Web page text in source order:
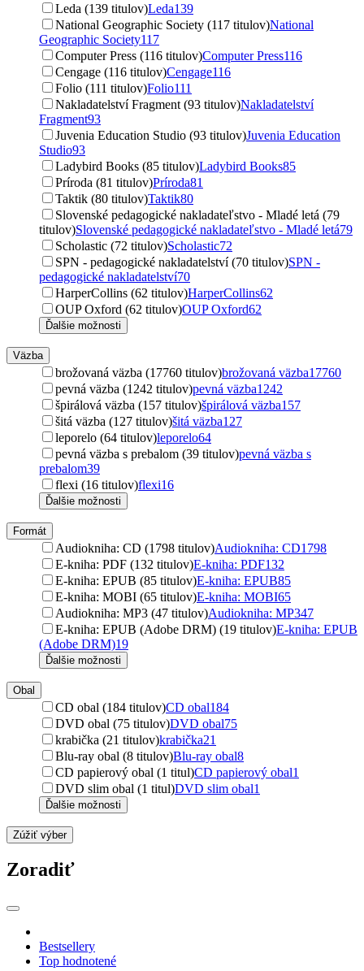
Leda (139 titulov)Leda139
National Geographic Society (117 titulov)National
Geographic Society117
Computer Press (116 titulov)Computer Press116
Cengage (116 titulov)Cengage116
Folio (111 titulov)Folio111
Nakladatelství Fragment (93 titulov)Nakladatelství
Fragment93
Juvenia Education Studio (93 titulov)Juvenia Education
Studio93
Ladybird Books (85 titulov)Ladybird Books85
Príroda (81 titulov)Príroda81
Taktik (80 titulov)Taktik80
Slovenské pedagogické nakladateľstvo - Mladé letá (79
titulov)Slovenské pedagogické nakladateľstvo - Mladé letá79
Scholastic (72 titulov)Scholastic72
SPN - pedagogické nakladatelství (70 titulov)SPN -
pedagogické nakladatelství70
HarperCollins (62 titulov)HarperCollins62
OUP Oxford (62 titulov)OUP Oxford62
Ďalšie možnosti
Väzba
brožovaná väzba (17760 titulov)brožovaná väzba17760
pevná väzba (1242 titulov)pevná väzba1242
špirálová väzba (157 titulov)špirálová väzba157
šitá väzba (127 titulov)šitá väzba127
leporelo (64 titulov)leporelo64
pevná väzba s prebalom (39 titulov)pevná väzba s
prebalom39
flexi (16 titulov)flexi16
Ďalšie možnosti
Formát
Audiokniha: CD (1798 titulov)Audiokniha: CD1798
E-kniha: PDF (132 titulov)E-kniha: PDF132
E-kniha: EPUB (85 titulov)E-kniha: EPUB85
E-kniha: MOBI (65 titulov)E-kniha: MOBI65
Audiokniha: MP3 (47 titulov)Audiokniha: MP347
E-kniha: EPUB (Adobe DRM) (19 titulov)E-kniha: EPUB
(Adobe DRM)19
Ďalšie možnosti
Obal
CD obal (184 titulov)CD obal184
DVD obal (75 titulov)DVD obal75
krabička (21 titulov)krabička21
Blu-ray obal (8 titulov)Blu-ray obal8
CD papierový obal (1 titul)CD papierový obal1
DVD slim obal (1 titul)DVD slim obal1
Ďalšie možnosti
Zúžiť výber
Zoradiť
Bestsellery
Top hodnotené